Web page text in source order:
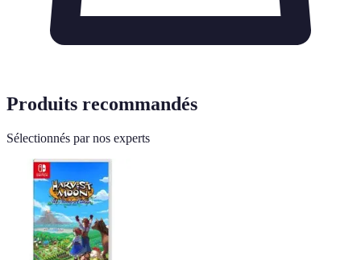
Produits recommandés
Sélectionnés par nos experts